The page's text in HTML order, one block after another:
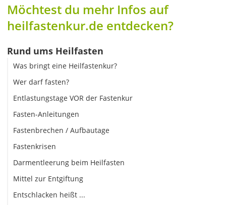
Möchtest du mehr Infos auf
heilfastenkur.de entdecken?
Rund ums Heilfasten
Was bringt eine Heilfastenkur?
Wer darf fasten?
Entlastungstage VOR der Fastenkur
Fasten-Anleitungen
Fastenbrechen / Aufbautage
Fastenkrisen
Darmentleerung beim Heilfasten
Mittel zur Entgiftung
Entschlacken heißt ...